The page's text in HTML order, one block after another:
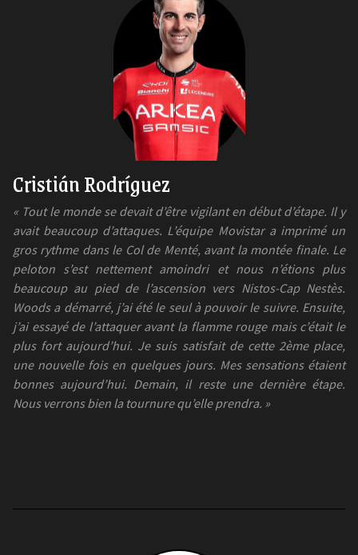
Cristián Rodríguez
« Tout le monde se devait d’être vigilant en début d’étape. Il y
avait beaucoup d’attaques. L’équipe Movistar a imprimé un
gros rythme dans le Col de Menté, avant la montée finale. Le
peloton s’est nettement amoindri et nous n’étions plus
beaucoup au pied de l’ascension vers Nistos-Cap Nestès.
Woods a démarré, j’ai été le seul à pouvoir le suivre. Ensuite,
j’ai essayé de l’attaquer avant la flamme rouge mais c’était le
plus fort aujourd’hui. Je suis satisfait de cette 2ème place,
une nouvelle fois en quelques jours. Mes sensations étaient
bonnes aujourd’hui. Demain, il reste une dernière étape.
Nous verrons bien la tournure qu’elle prendra. »